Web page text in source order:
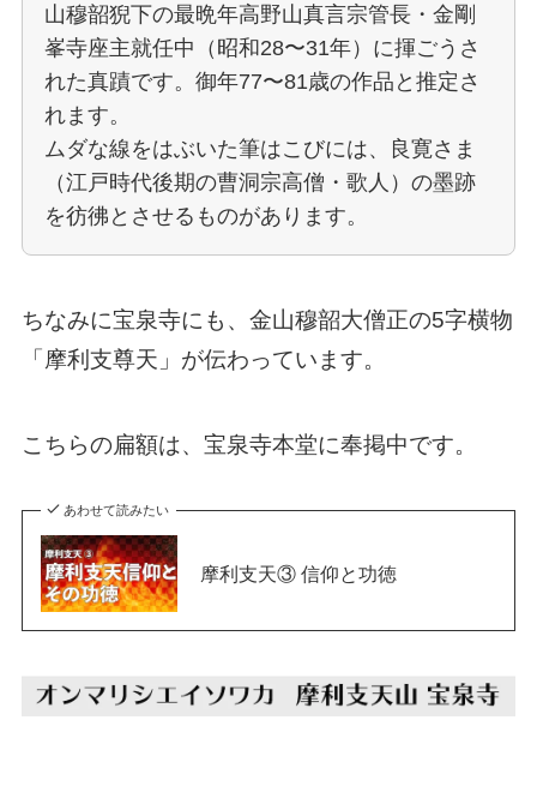
山穆韶猊下の最晩年高野山真言宗管長・金剛
峯寺座主就任中（昭和28〜31年）に揮ごうさ
れた真蹟です。御年77〜81歳の作品と推定さ
れます。
ムダな線をはぶいた筆はこびには、良寛さま
（江戸時代後期の曹洞宗高僧・歌人）の墨跡
を彷彿とさせるものがあります。
ちなみに宝泉寺にも、金山穆韶大僧正の5字横物
「摩利支尊天」が伝わっています。
こちらの扁額は、宝泉寺本堂に奉掲中です。
あわせて読みたい
摩利支天③ 信仰と功徳